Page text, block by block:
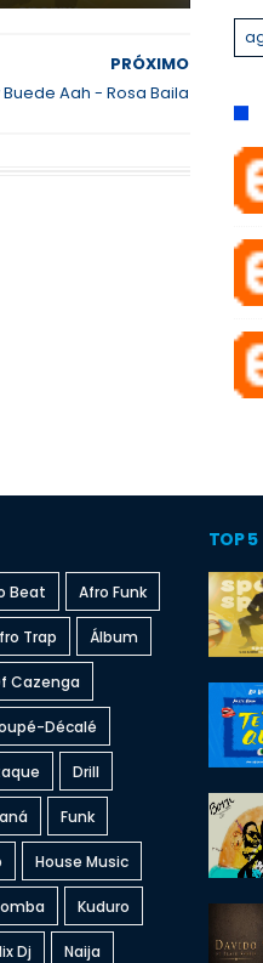
PRÓXIMO
Aah - Rosa Baila
Beat Afro Funk
Trap Álbum
Cazenga
Décalé
Drill
Funk
House Music
Kuduro
Dj Naija
TOP 5